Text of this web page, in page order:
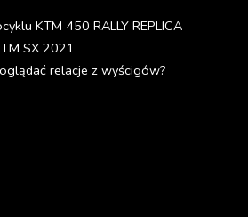
620/640
SLS'94
KTM 450 RALLY REPLICA
SX 2021
relacje z wyścigów?